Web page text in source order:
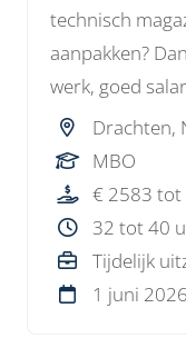
technisch
aanpakken?
werk, goed
Drachten,
MBO
€ 2583 tot
32 tot 40
Tijdelijk
1 juni 2026